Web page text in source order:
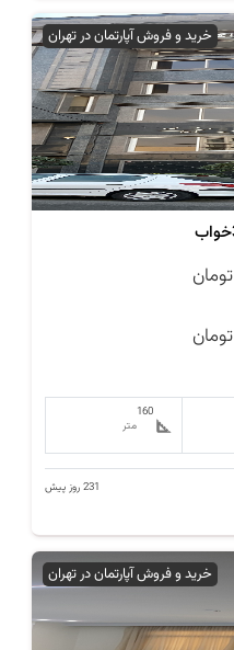
خرید و فروش آپارتمان در تهران
تومان
تومان
160
متر
231 روز پیش
خرید و فروش آپارتمان در تهران